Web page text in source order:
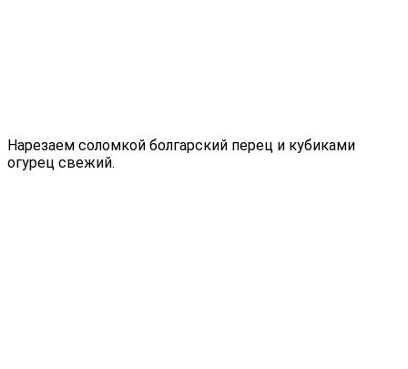
Нарезаем соломкой болгарский перец и кубиками
огурец свежий.